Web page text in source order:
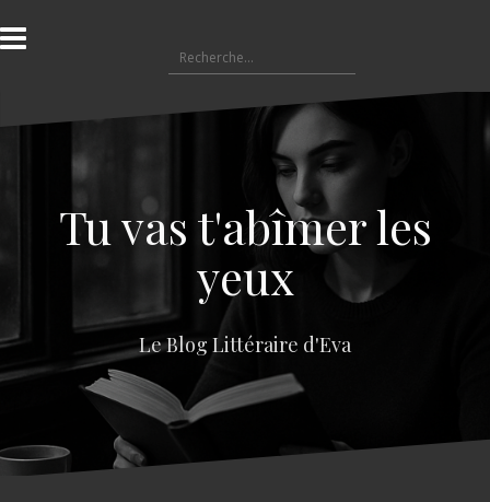
l
a
e
e
Tu vas t'abîmer les
yeux
Le Blog Littéraire d'Eva